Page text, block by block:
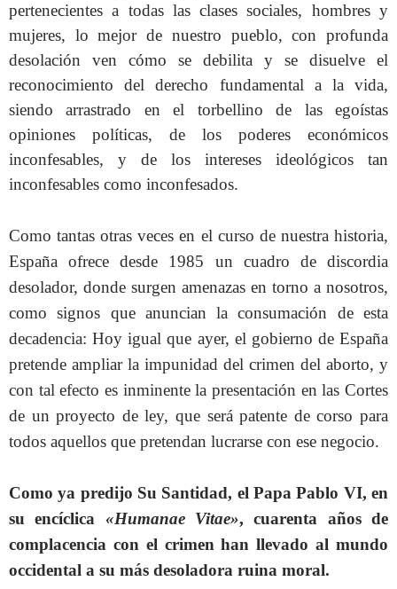
pertenecientes a todas las clases sociales, hombres y
mujeres, lo mejor de nuestro pueblo, con profunda
desolación ven cómo se debilita y se disuelve el
reconocimiento del derecho fundamental a la vida,
siendo arrastrado en el torbellino de las egoístas
opiniones políticas, de los poderes económicos
inconfesables, y de los intereses ideológicos tan
inconfesables como inconfesados.
Como tantas otras veces en el curso de nuestra historia,
España ofrece desde 1985 un cuadro de discordia
desolador, donde surgen amenazas en torno a nosotros,
como signos que anuncian la consumación de esta
decadencia: Hoy igual que ayer, el gobierno de España
pretende ampliar la impunidad del crimen del aborto, y
con tal efecto es inminente la presentación en las Cortes
de un proyecto de ley, que será patente de corso para
todos aquellos que pretendan lucrarse con ese negocio.
Como ya predijo Su Santidad, el Papa Pablo VI, en
su encíclica «Humanae Vitae», cuarenta años de
complacencia con el crimen han llevado al mundo
occidental a su más desoladora ruina moral.